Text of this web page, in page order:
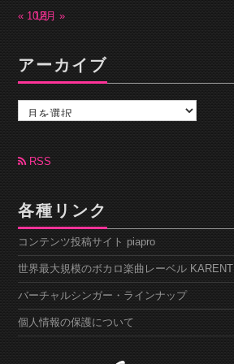
« 10月12月 »
アーカイブ
カ
ブ RSS
各種リンク
コンテンツ投稿サイト piapro
世界最大規模のボカロ楽曲レーベル KARENT
バーチャルシンガー・ラインナップ
個人情報の保護について